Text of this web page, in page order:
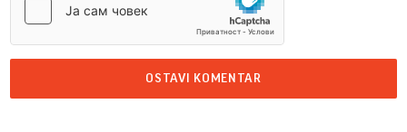
OSTAVI KOMENTAR